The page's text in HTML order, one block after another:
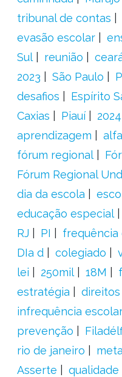
tribunal de contas
evasão escolar
Sul
reunião
2023
São Paulo
desafios
Espírito
Caxias
Piauí 2024
aprendizagem
fórum regional
Fórum Regional
dia da escola
educação especial
RJ
PI frequência
DIa d
colegiado
lei
250mil 18M
estratégia
direitos
infrequência
prevenção
rio de janeiro
meta
Asserte
qualidade